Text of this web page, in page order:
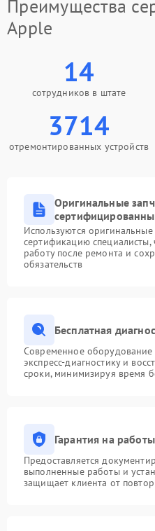
Преимущества
Apple
14
сотрудников в штате
3714
отремонтированных устройств
Оригинальные
Используются
сертификацию специалисты,
работу после ремонта и
обязательств
Бесплатная
Современное оборудование
экспресс-диагностику и
сроки, минимизируя время
Гарантия на
Предоставляется
выполненные работы и
защищает клиента от